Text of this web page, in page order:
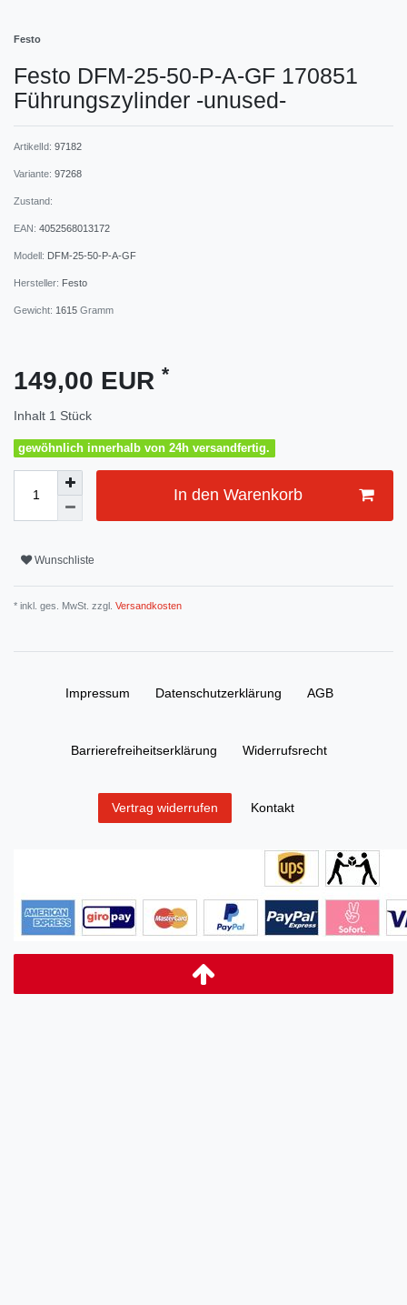
Festo
Festo DFM-25-50-P-A-GF 170851
Führungszylinder -unused-
ArtikelId: 97182
Variante: 97268
Zustand:
EAN: 4052568013172
Modell: DFM-25-50-P-A-GF
Hersteller: Festo
Gewicht: 1615 Gramm
149,00 EUR *
Inhalt 1 Stück
gewöhnlich innerhalb von 24h versandfertig.
In den Warenkorb
Wunschliste
* inkl. ges. MwSt. zzgl. Versandkosten
Impressum Daten­schutz­erklärung AGB
Barrierefreiheitserklärung Widerrufs­recht
Vertrag widerrufen Kontakt